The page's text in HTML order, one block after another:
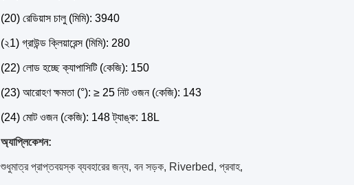
(20) রেডিয়াস চালু (মিমি): 3940
(২1) গ্রাউন্ড ক্লিয়ারেন্স (মিমি): 280
(22) লোড হচ্ছে ক্যাপাসিটি (কেজি): 150
(23) আরোহণ ক্ষমতা (°): ≥ 25 নিট ওজন (কেজি): 143
(24) মোট ওজন (কেজি): 148 ট্যাঙ্ক: 18L
অ্যাপ্লিকেশন:
শুধুমাত্র প্রাপ্তবয়স্ক ব্যবহারের জন্য, বন সড়ক, Riverbed, প্রবাহ,